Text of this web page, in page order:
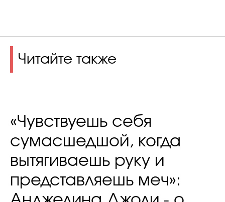
Читайте также
«Чувствуешь себя
сумасшедшой, когда
вытягиваешь руку и
представляешь меч»: